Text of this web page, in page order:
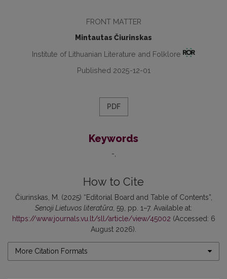
FRONT MATTER
Mintautas Čiurinskas
Institute of Lithuanian Literature and Folklore
Published 2025-12-01
PDF
Keywords
-
How to Cite
Čiurinskas, M. (2025) “Editorial Board and Table of Contents”,
Senoji Lietuvos literatūra , 59, pp. 1–7. Available at:
https://www.journals.vu.lt/sll/article/view/45002 (Accessed: 6
August 2026).
More Citation Formats